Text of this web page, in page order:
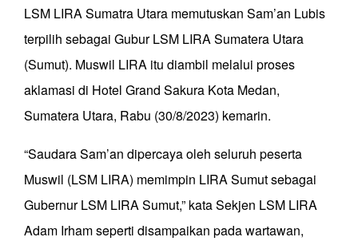
LSM LIRA Sumatra Utara memutuskan Sam’an Lubis
terpilih sebagai Gubur LSM LIRA Sumatera Utara
(Sumut). Muswil LIRA itu diambil melalui proses
aklamasi di Hotel Grand Sakura Kota Medan,
Sumatera Utara, Rabu (30/8/2023) kemarin.
“Saudara Sam’an dipercaya oleh seluruh peserta
Muswil (LSM LIRA) memimpin LIRA Sumut sebagai
Gubernur LSM LIRA Sumut,” kata Sekjen LSM LIRA
Adam Irham seperti disampaikan pada wartawan,